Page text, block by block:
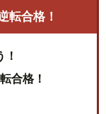
いてのまとめ
転合格！
合格！